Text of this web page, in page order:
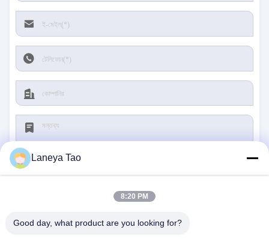
জমা দিন
Laneya Tao
8:20 PM
Good day, what product are you looking for?